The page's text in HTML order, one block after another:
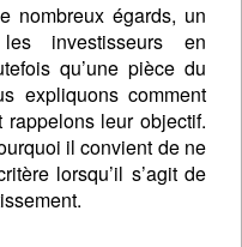
nombreux égards, un
investisseurs en
qu’une pièce du
expliquons comment
leur objectif.
il convient de ne
lorsqu’il s’agit de